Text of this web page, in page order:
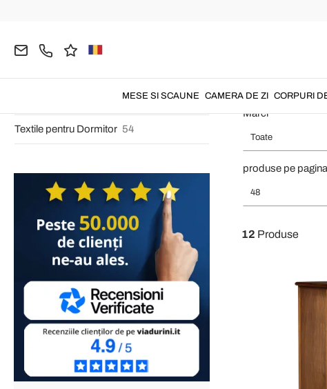
MESE SI SCAUNE CAMERA DE ZI CORPURI
Dulap
Dulapuri de Dormitor
Textile pentru Dormitor 54
Marci
Toate
produse pe pagina
48
12 Produse